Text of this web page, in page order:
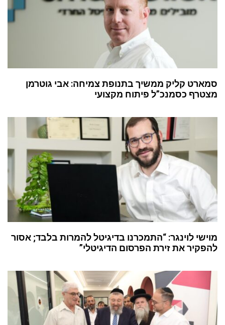
סמארט קליק ממשיך בתנופת צמיחה: אבי גוטרמן
מצטרף כסמנכ”ל פיתוח מקצועי
מוישי לוינגר: “התמכרנו בדיגיטל להמרות בלבד; אסור
להפקיר את זירת הפרסום הדיגיטלי”